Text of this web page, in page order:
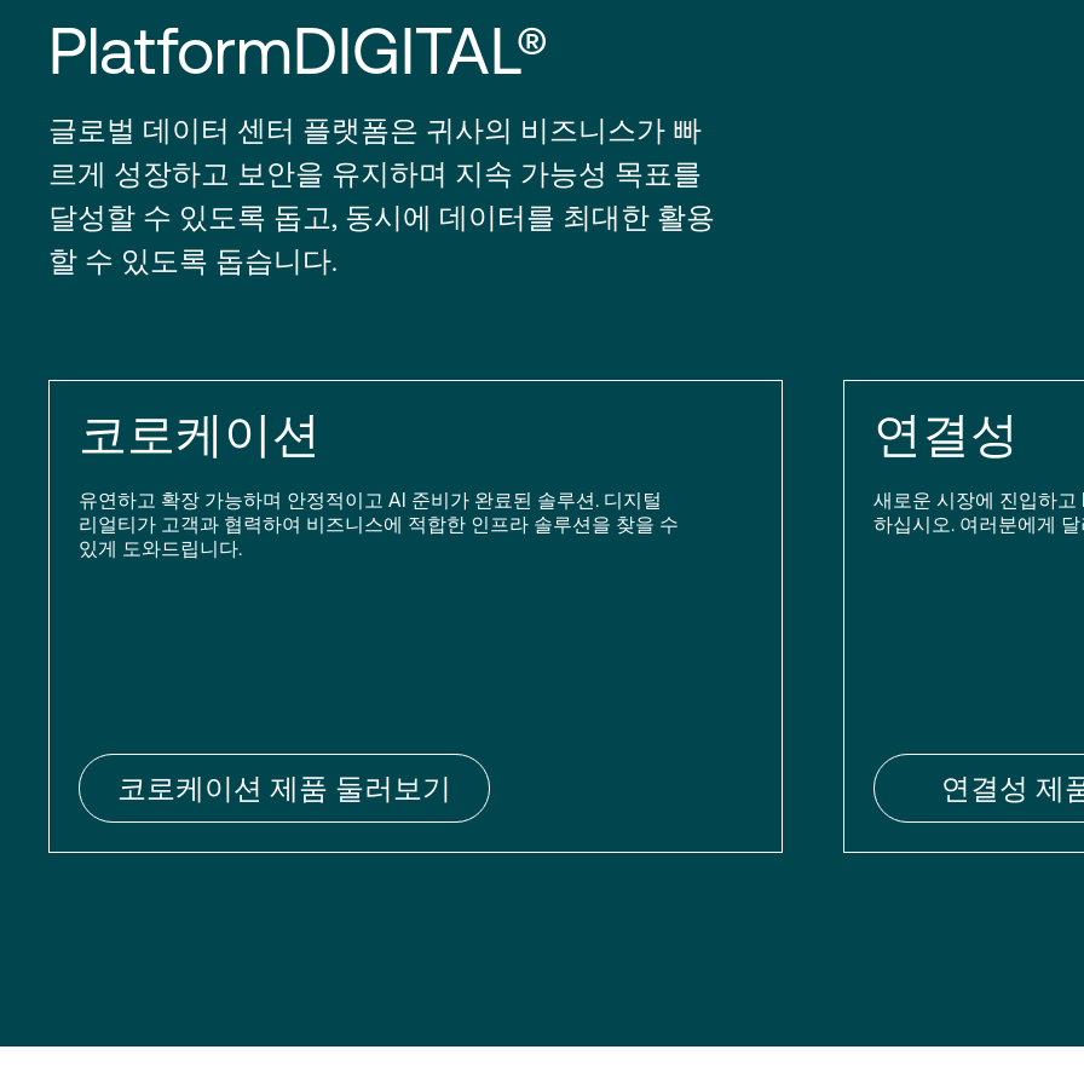
PlatformDIGITAL®
글로벌 데이터 센터 플랫폼은 귀사의 비즈니스가 빠
르게 성장하고 보안을 유지하며 지속 가능성 목표를
달성할 수 있도록 돕고, 동시에 데이터를 최대한 활용
할 수 있도록 돕습니다.
코로케이션
유연하고 확장 가능하며 안정적이고 AI 준비가 완료된 솔루션. 디지털
리얼티가 고객과 협력하여 비즈니스에 적합한 인프라 솔루션을 찾을 수
있게 도와드립니다.
코로케이션 제품 둘러보기
연결성
새로운 시장에 진입하고
하십시오. 여러분에게
연결성 제